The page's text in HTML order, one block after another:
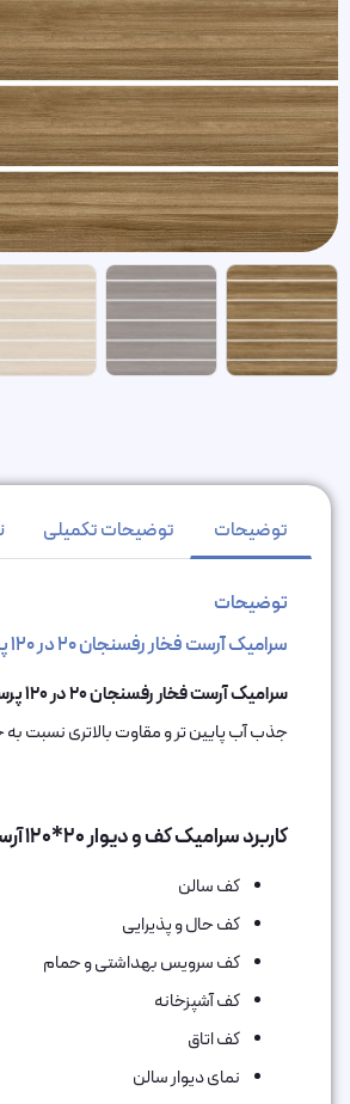
توضیحات توضیحات تکمیلی
توضیحات
سرامیک آرست فخار رفسنجان 20 در 120 پرسلان مات
سرامیک آرست فخار رفسنجان 20 در 120 پرسلان مات
جذب آب پایین تر و مقاوت بالاتری نسبت به
کاربرد سرامیک کف و دیوار 20*120 آرست Arset فخار
کف سالن
کف حال و پذیرایی
کف سرویس بهداشتی و حمام
کف آشپزخانه
کف اتاق‌
نمای دیوار سالن